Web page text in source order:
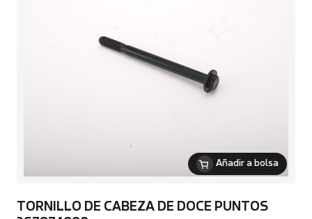
Añadir a bolsa
TORNILLO DE CABEZA DE DOCE PUNTOS